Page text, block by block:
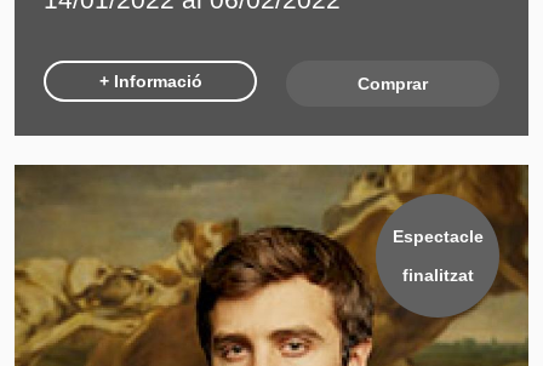
+ Informació Comprar
Espectacle
finalitzat